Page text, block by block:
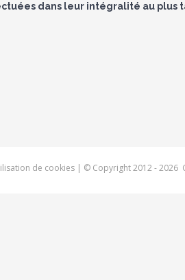
dans leur intégralité au
de cookies | © Copyright 2012 -2026